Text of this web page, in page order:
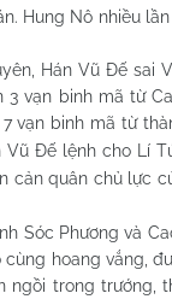
Hung Nô nhiều
Hán Vũ Đế sai
vạn binh mã từ
vạn binh mã từ
Vũ Đế lệnh cho Lí
cản quân chủ lực
Phương và
hoang vắng,
ngồi trong trướng,